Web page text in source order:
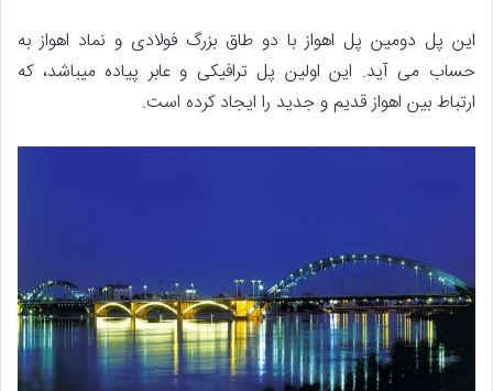
این پل دومین پل اهواز با دو طاق بزرگ فولادی و نماد اهواز به
حساب می آید. این اولین پل ترافیکی و عابر پیاده میباشد، که
ارتباط بین اهواز قدیم و جدید را ایجاد کرده است.